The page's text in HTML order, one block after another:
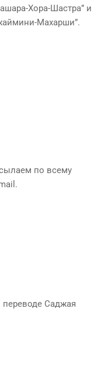
Хора-Шастра” и
Махарши”.
по всему
Саджая